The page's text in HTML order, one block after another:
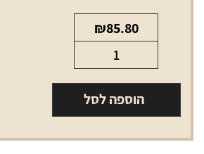
₪85.80
של
סליל
סמוק
הוספה לסל